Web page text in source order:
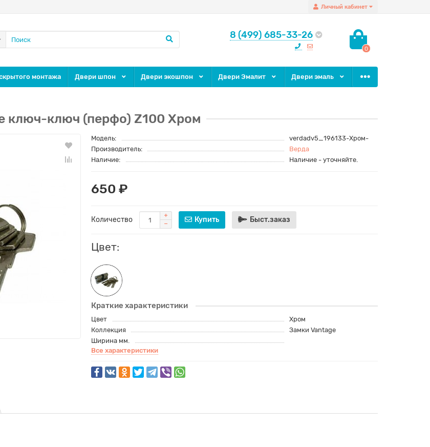
Личный кабинет
8 (499) 685-33-26
0
монтажа Двери шпон Двери экошпон Двери Эмалит Двери эмаль
ключ-ключ (перфо) Z100 Хром
Модель:
verdadv5_196133-Хром-
Производитель:
Верда
Наличие:
Наличие - уточняйте.
650 ₽
Количество Купить Быст.заказ
Цвет:
Краткие характеристики
Цвет
Хром
Коллекция
Замки Vantage
Ширина мм.
Все характеристики